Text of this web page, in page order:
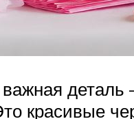
деталь
красивые